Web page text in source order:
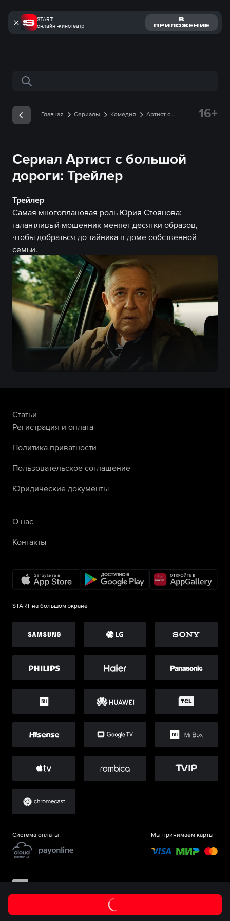
START:
онлайн -кинотеатр
В
ПРИЛОЖЕНИЕ
Поиск по сайту
Главная Сериалы Комедия
Артист с
16+
Сериал Артист с большой
дороги: Трейлер
Трейлер
Самая многоплановая роль Юрия Стоянова:
талантливый мошенник меняет десятки образов,
чтобы добраться до тайника в доме собственной
семьи.
Статьи
Регистрация и оплата
Политика приватности
Пользовательское соглашение
Юридические документы
О нас
Контакты
START на большом экране
Система оплаты Мы принимаем карты